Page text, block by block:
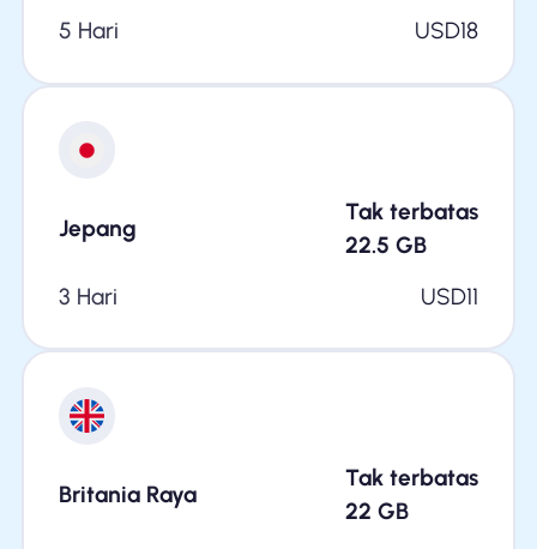
5 Hari
USD18
Jepang
Tak terbatas
22.5 GB
3 Hari
USD11
Britania Raya
Tak terbatas
22 GB